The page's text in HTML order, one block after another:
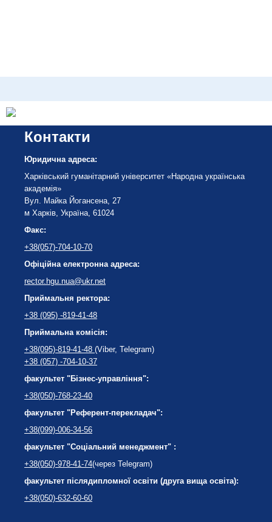
Контакти
Юридична адреса:
Харківський гуманітарний університет «Народна українська
академія»
Вул. Майка Йогансена, 27
м Харків, Україна, 61024
Факс:
+38(057)-704-10-70
Офіційна електронна адреса:
rector.hgu.nua@ukr.net
Приймальня ректора:
+38 (095) -819-41-48
Приймальна комісія:
+38(095)-819-41-48 (Viber, Telegram)
+38 (057) -704-10-37
факультет "Бізнес-управління":
+38(050)-768-23-40
факультет "Референт-перекладач":
+38(099)-006-34-56
факультет "Соціальний менеджмент" :
+38(050)-978-41-74(через Telegram)
факультет післядипломної освіти (друга вища освіта):
+38(050)-632-60-60